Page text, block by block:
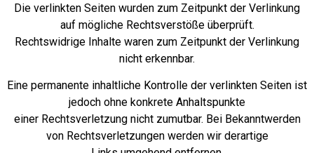
Die verlinkten Seiten wurden zum Zeitpunkt der Verlinkung
auf mögliche Rechtsverstöße überprüft.
Rechtswidrige Inhalte waren zum Zeitpunkt der Verlinkung
nicht erkennbar.
Eine permanente inhaltliche Kontrolle der verlinkten Seiten ist
jedoch ohne konkrete Anhaltspunkte
einer Rechtsverletzung nicht zumutbar. Bei Bekanntwerden
von Rechtsverletzungen werden wir derartige